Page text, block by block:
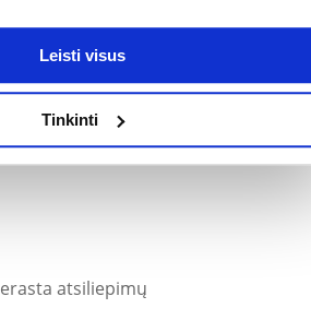
Leisti visus
Tinkinti
taisyklės?
registruoti FERA.LT klientai, kurie jį
yra visų įvertinimų vidurkis.
paskelbsime ir teigiamus, ir neigiamus
atsiliepimų